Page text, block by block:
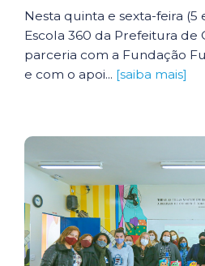
Nesta quinta e sexta-feira (5
Escola 360 da Prefeitura de
parceria com a Fundação
e com o apoi... [saiba mais]